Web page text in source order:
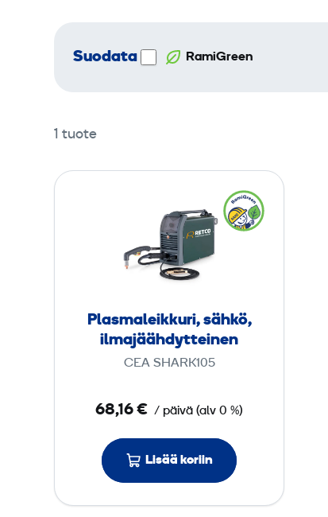
Suodata RamiGreen
1 tuote
a
s
m
l
e
u
r
i
,
s
Plasmaleikkuri, sähkö,
ilmajäähdytteinen
CEA SHARK105
68,16 € / päivä (alv 0 %)
Lisää koriin